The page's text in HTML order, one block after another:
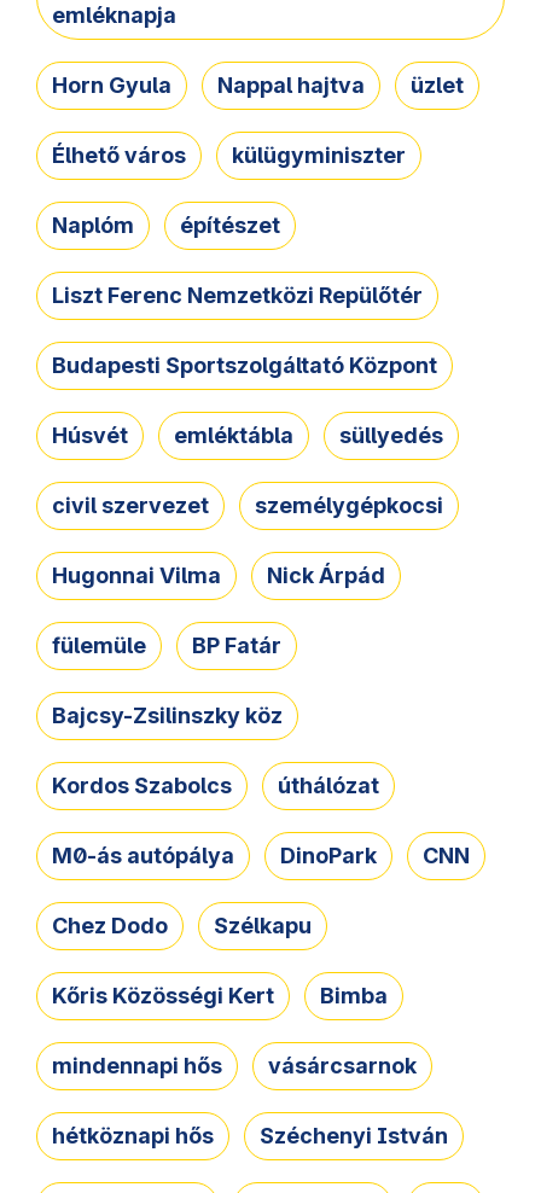
emléknapja
Horn Gyula Nappal hajtva üzlet
Élhető város külügyminiszter
Naplóm építészet
Liszt Ferenc Nemzetközi Repülőtér
Budapesti Sportszolgáltató Központ
Húsvét emléktábla süllyedés
civil szervezet személygépkocsi
Hugonnai Vilma Nick Árpád
fülemüle BP Fatár
Bajcsy-Zsilinszky köz
Kordos Szabolcs úthálózat
M0-ás autópálya DinoPark CNN
Chez Dodo Szélkapu
Kőris Közösségi Kert Bimba
mindennapi hős vásárcsarnok
hétköznapi hős Széchenyi István